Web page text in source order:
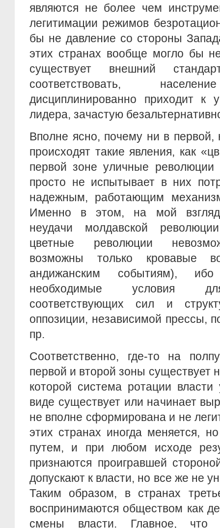
являются не более чем
легитимации режимов
бы не давление со стороны
этих странах вообще могло бы
существует внешний
соответствовать,
дисциплинированно приходит к
лидера, зачастую
Вполне ясно, почему ни в первой,
происходят такие явления, как
первой зоне уличные
просто не испытывает в них
надежным, работающим
Именно в этом, на мой
неудачи молдавской
цветные революции
возможны только кровавые
андижанским событиям),
необходимые условия
соответствующих сил и
оппозиции, независимой прессы,
пр.
Соответственно, где-то на
первой и второй зоны существует
которой система ротации
виде существует или начинает
не вполне сформирована и не
этих странах иногда меняется,
путем, и при любом исходе
признаются проигравшей
допускают к власти, но все же не
Таким образом, в странах
воспринимаются обществом как
смены власти. Главное, что